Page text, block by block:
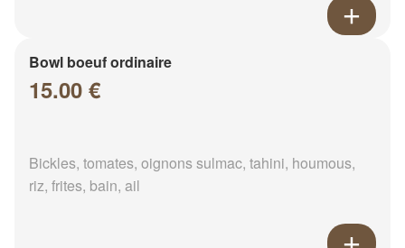
Bowl boeuf ordinaire
15.00 €
Bickles, tomates, oignons sulmac, tahini, houmous,
riz, frites, bain, ail